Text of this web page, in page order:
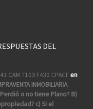
DEL
CAM T103 F430 CPACFen
INMOBILIARIA.
Perdió o no tiene Plano? B)
c) Si el